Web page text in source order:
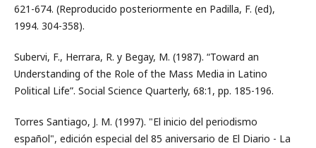
621-674. (Reproducido posteriormente en Padilla, F. (ed),
1994. 304-358).
Subervi, F., Herrara, R. y Begay, M. (1987). “Toward an
Understanding of the Role of the Mass Media in Latino
Political Life”. Social Science Quarterly, 68:1, pp. 185-196.
Torres Santiago, J. M. (1997). "El inicio del periodismo
español", edición especial del 85 aniversario de El Diario - La